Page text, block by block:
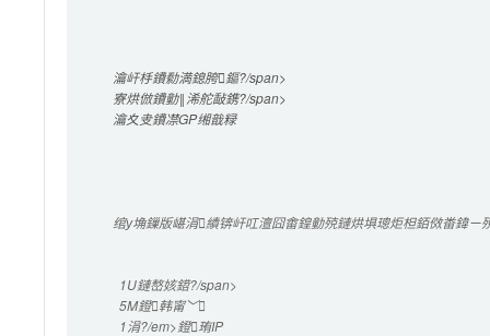
瀹屽杽鐨勬満鎴胯鏂?/span>
寮烘倣鐨勭‖浠舵敮鎸?/span>
瀹夊叏鐨凚GP缃戠粶
绾у埆鏁版嵁涓績锛屽叿澶囧畬鍠勭殑鏈烘埧璁炬柦銆傚畨鍏
1U鏈嶅姟鍣?/span>
5M鐙韩甯﹀
1涓?/em>鐙珛IP